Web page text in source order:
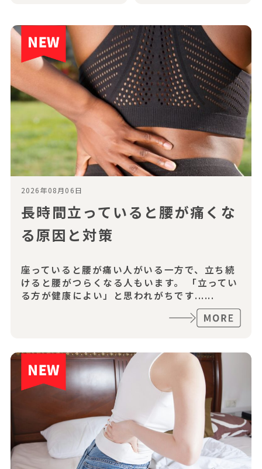
2026年08月06日
長時間立っていると腰が痛くな
る原因と対策
座っていると腰が痛い人がいる一方で、立ち続
けると腰がつらくなる人もいます。 「立ってい
る方が健康によい」と思われがちです......